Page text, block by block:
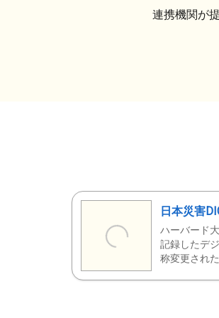
連携機関が
日本災害
ハーバード
記録したデ
称変更された